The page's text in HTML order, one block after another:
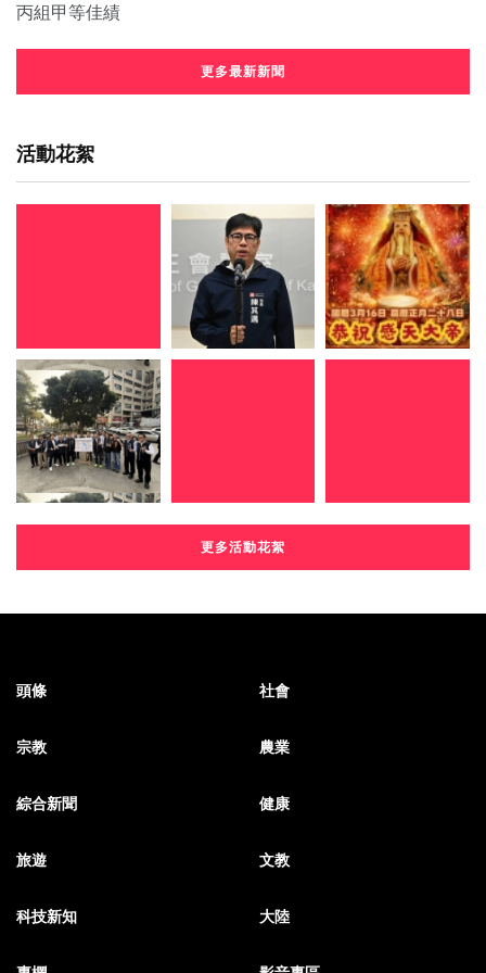
更多最新新聞
活動花絮
更多活動花絮
頭條 社會
宗教 農業
綜合新聞 健康
旅遊 文教
科技新知 大陸